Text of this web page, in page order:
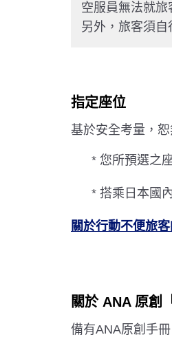
空服員無法就旅
另外，旅客須自
指定座位
基於安全考量，
* 您所預選之
* 搭乘日本國
關於行動不便旅
關於 ANA 原創
備有ANA原創手